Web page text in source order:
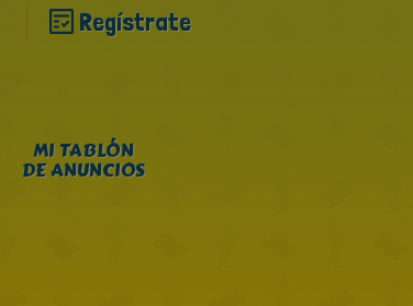
Regístrate
MI TABLÓN
DE ANUNCIOS